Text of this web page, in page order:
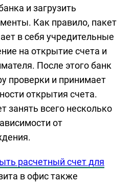
и загрузить
Как правило, пакет
в себя учредительные
на открытие счета и
После этого банк
проверки и принимает
открытия счета.
занять всего несколько
от
расчетный счет для
в офис также